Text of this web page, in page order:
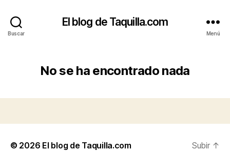
Buscar
El blog de Taquilla.com
Menú
No se ha encontrado nada
© 2026 El blog de Taquilla.com Subir ↑